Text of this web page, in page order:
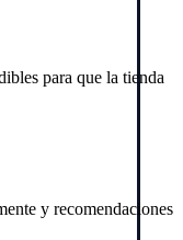
para que la tienda
y recomendaciones